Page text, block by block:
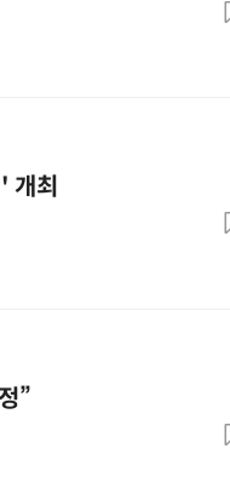
개최
”